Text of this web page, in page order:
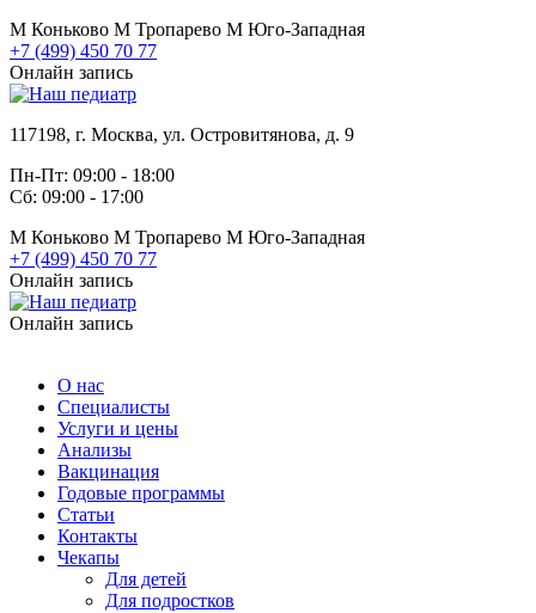
М Коньково М Тропарево М Юго-Западная
+7 (499) 450 70 77
Онлайн запись
117198, г. Москва, ул. Островитянова, д. 9
Пн-Пт: 09:00 - 18:00
Сб: 09:00 - 17:00
М Коньково М Тропарево М Юго-Западная
+7 (499) 450 70 77
Онлайн запись
Онлайн запись
О нас
Специалисты
Услуги и цены
Анализы
Вакцинация
Годовые программы
Статьи
Контакты
Чекапы
Для детей
Для подростков